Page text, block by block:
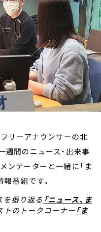
リーアナウンサーの北
週間のニュース・出来事
ンテーターと一緒に「ま
報番組です。
を振り返る 「ニュース、ま
トのトークコーナー 「ま